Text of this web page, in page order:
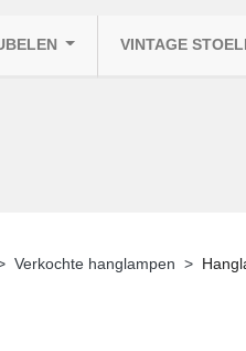
VINTAGE
Verkochte hanglampen